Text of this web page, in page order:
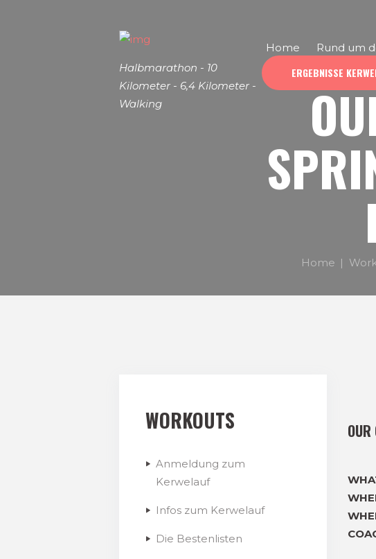
Halbmarathon - 10
Kilometer - 6,4 Kilometer -
Walking
Home Rund um
ERGEBNISSE
Home
WORKOUTS
Anmeldung zum
Kerwelauf
Infos zum Kerwelauf
Die Bestenlisten